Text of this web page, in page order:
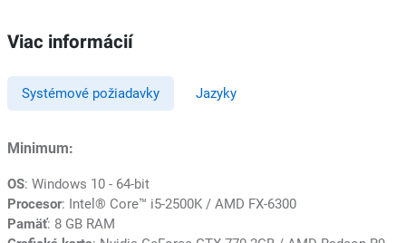
Viac informácií
Systémové požiadavky Jazyky
Minimum:
OS: Windows 10 - 64-bit
Procesor: Intel® Core™ i5-2500K / AMD FX-6300
Pamäť: 8 GB RAM